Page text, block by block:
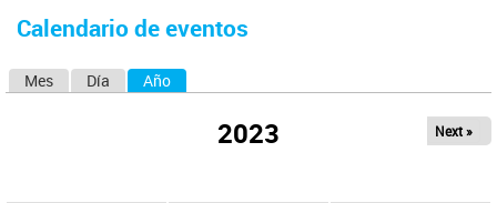
usted
Calendario de eventos
Mes Día Año
2023 Next »